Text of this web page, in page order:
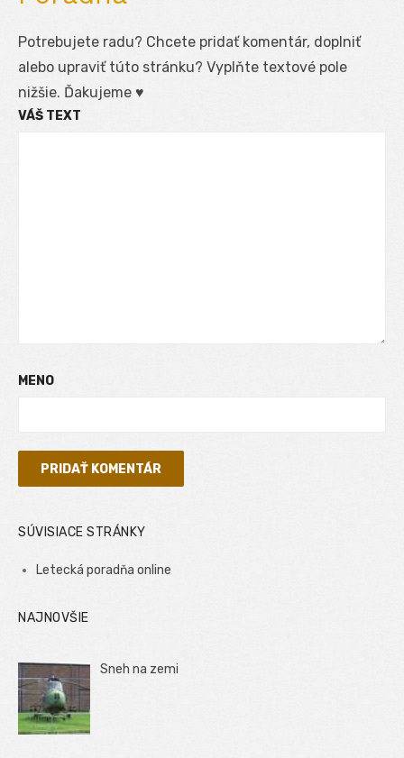
Potrebujete radu? Chcete pridať komentár, doplniť
alebo upraviť túto stránku? Vyplňte textové pole
nižšie. Ďakujeme ♥
VÁŠ TEXT
MENO
SÚVISIACE STRÁNKY
Letecká poradňa online
NAJNOVŠIE
Sneh na zemi